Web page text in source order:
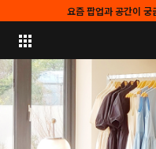
요즘 팝업과 공간이